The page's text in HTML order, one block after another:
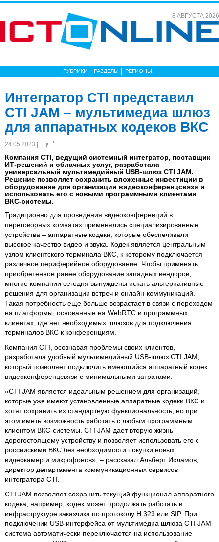
8 АВГУСТА 2026
РУБРИКИ РАЗДЕЛЫ РЕГИОНЫ
Интегратор CTI представил
CTI JAM – мультимедиа шлюз
для аппаратных кодеков ВКС
24.05.2023 |
Компания CTI, ведущий системный интегратор, поставщик
ИT‑решений и облачных услуг, разработала
универсальный мультимедийный USB-шлюз CTI JAM.
Решение позволяет сохранить вложенные инвестиции в
оборудование для организации видеоконференцсвязи и
использовать его с новыми программными клиентами
ВКС-системы.
Традиционно для проведения видеоконференций в
переговорных комнатах применялись специализированные
устройства – аппаратные кодеки, которые обеспечивали
высокое качество видео и звука. Кодек является центральным
узлом клиентского терминала ВКС, к которому подключается
различное периферийное оборудование. Чтобы применять
приобретенное ранее оборудование западных вендоров,
многие компании сегодня вынуждены искать альтернативные
решения для организации встреч и онлайн-коммуникаций.
Такая потребность еще больше возрастает в связи с переходом
на платформы, основанные на WebRTC и программных
клиентах, где нет необходимых шлюзов для подключения
терминалов ВКС к конференциям.
Компания CTI, осознавая проблемы своих клиентов,
разработала удобный мультимедийный USB-шлюз CTI JAM,
который позволяет подключить имеющийся аппаратный кодек
видеоконференцсвязи с минимальными затратами.
«CTI JAM является идеальным решением для организаций,
которые уже имеют установленные аппаратные кодеки ВКС и
хотят сохранить их стандартную функциональность, но при
этом иметь возможность работать с любым программным
клиентом ВКС-системы. CTI JAM дает вторую жизнь
дорогостоящему устройству и позволяет использовать его с
российскими ВКС без необходимости покупки новых
видеокамер и микрофонов», – рассказал Альберт Исламов,
директор департамента коммуникационных сервисов
интегратора CTI.
CTI JAM позволяет сохранить текущий функционал аппаратного
кодека, например, кодек может продолжать работать в
инфраструктуре заказчика по протоколу H.323 или SIP. При
подключении USB-интерфейса от мультимедиа шлюза CTI JAM
система автоматически переключается на использование